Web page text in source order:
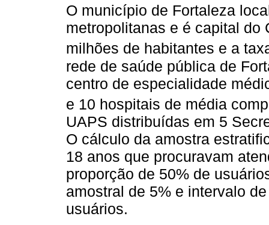
O município de Fortaleza
metropolitanas e é capital do
milhões de habitantes e a
rede de saúde pública de
centro de especialidade
e 10 hospitais de média
UAPS distribuídas em 5
O cálculo da amostra
18 anos que procuravam
proporção de 50% de
amostral de 5% e intervalo
usuários.